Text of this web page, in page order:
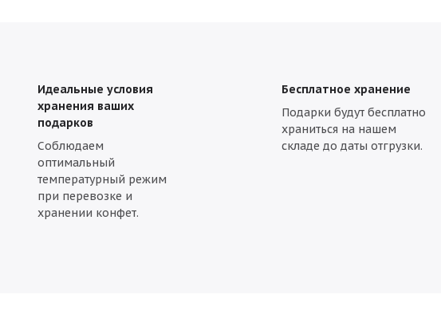
Идеальные условия
хранения ваших
подарков
Соблюдаем
оптимальный
температурный режим
при перевозке и
хранении конфет.
Бесплатное хранение
Подарки будут бесплатно
храниться на нашем
складе до даты отгрузки.